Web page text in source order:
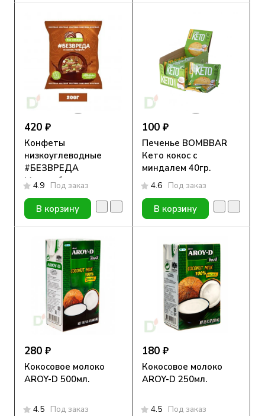
420 ₽
Конфеты
низкоуглеводные
#БЕЗВРЕДА
Мультибар с
трюфелем 200гр
4.9 Под заказ
В корзину
100 ₽
Печенье BOMBBAR
Кето кокос с
миндалем 40гр.
4.6 Под заказ
В корзину
280 ₽
Кокосовое молоко
AROY-D 500мл.
4.5 Под заказ
180 ₽
Кокосовое молоко
AROY-D 250мл.
4.5 Под заказ